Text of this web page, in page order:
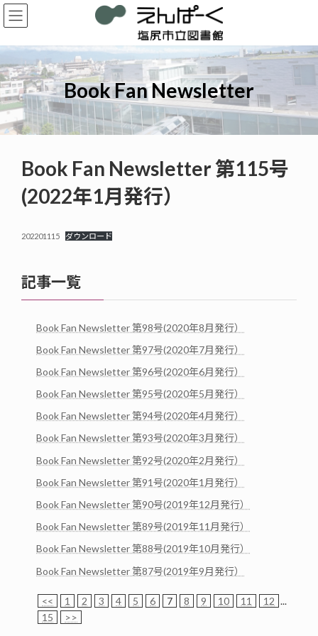
コ
ン
ン
ツ
へ
ス
キ
ッ
プ
ナ
ビ
ー
シ
ョ
ン
に
移
動
Book Fan Newsletter
Book Fan Newsletter 第115号
(2022年1月発行）
202201115 ダウンロード
記事一覧
Book Fan Newsletter 第98号(2020年8月発行）
Book Fan Newsletter 第97号(2020年7月発行）
Book Fan Newsletter 第96号(2020年6月発行）
Book Fan Newsletter 第95号(2020年5月発行）
Book Fan Newsletter 第94号(2020年4月発行）
Book Fan Newsletter 第93号(2020年3月発行）
Book Fan Newsletter 第92号(2020年2月発行）
Book Fan Newsletter 第91号(2020年1月発行）
Book Fan Newsletter 第90号(2019年12月発行）
Book Fan Newsletter 第89号(2019年11月発行）
Book Fan Newsletter 第88号(2019年10月発行）
Book Fan Newsletter 第87号(2019年9月発行）
<< 1 2 3 4 5 6 7 8 9 10 11 12 ...
15
>>